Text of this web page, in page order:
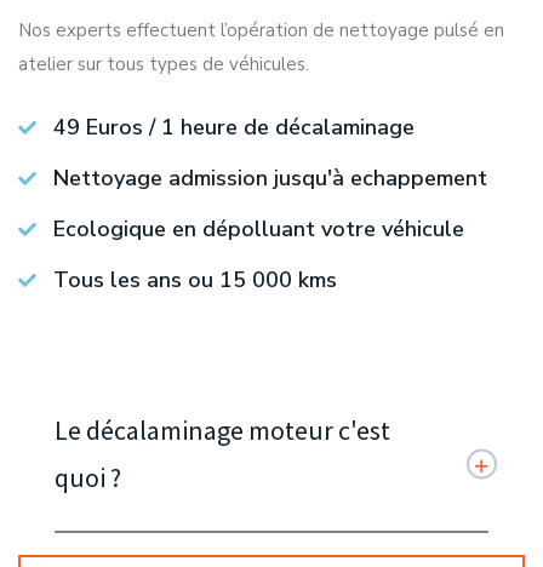
Nos experts effectuent l’opération de nettoyage pulsé en
atelier sur tous types de véhicules.
49 Euros / 1 heure de décalaminage
Nettoyage admission jusqu'à echappement
Ecologique en dépolluant votre véhicule
Tous les ans ou 15 000 kms
Le décalaminage moteur c'est
quoi ?